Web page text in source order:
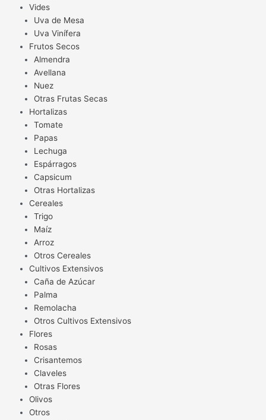
Vides
Uva de Mesa
Uva Vinífera
Frutos Secos
Almendra
Avellana
Nuez
Otras Frutas Secas
Hortalizas
Tomate
Papas
Lechuga
Espárragos
Capsicum
Otras Hortalizas
Cereales
Trigo
Maíz
Arroz
Otros Cereales
Cultivos Extensivos
Caña de Azúcar
Palma
Remolacha
Otros Cultivos Extensivos
Flores
Rosas
Crisantemos
Claveles
Otras Flores
Olivos
Otros